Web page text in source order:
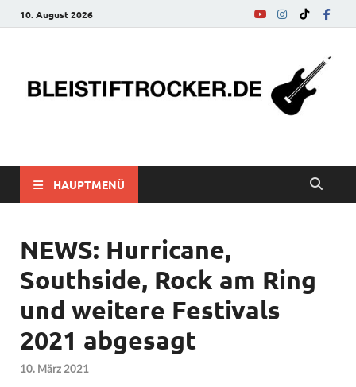
10. August 2026
bleistiftrocker.de
HAUPTMENÜ
NEWS: Hurricane,
Southside, Rock am Ring
und weitere Festivals
2021 abgesagt
10. März 2021